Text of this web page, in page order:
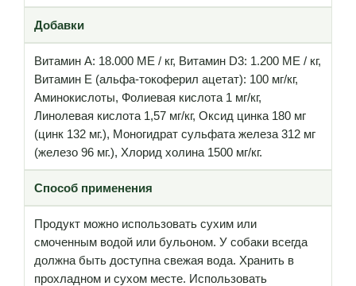
Добавки
Витамин А: 18.000 МЕ / кг, Витамин D3: 1.200 МЕ / кг,
Витамин Е (альфа-токоферил ацетат): 100 мг/кг,
Аминокислоты, Фолиевая кислота 1 мг/кг,
Линолевая кислота 1,57 мг/кг, Оксид цинка 180 мг
(цинк 132 мг.), Моногидрат сульфата железа 312 мг
(железо 96 мг.), Хлорид холина 1500 мг/кг.
Способ применения
Продукт можно использовать сухим или
смоченным водой или бульоном. У собаки всегда
должна быть доступна свежая вода. Хранить в
прохладном и сухом месте. Использовать